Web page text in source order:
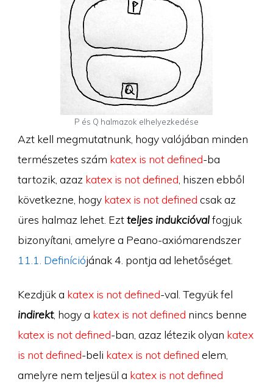
P és Q halmazok elhelyezkedése
Azt kell megmutatnunk, hogy valójában minden
természetes szám katex is not defined-ba
tartozik, azaz katex is not defined, hiszen ebből
következne, hogy katex is not defined csak az
üres halmaz lehet. Eztteljes indukcióvalfogjuk
bizonyítani, amelyre a Peano-axiómarendszer
11.1. Definíciójának 4. pontja ad lehetőséget.
Kezdjük a katex is not defined-val. Tegyük fel
indirekt, hogy a katex is not defined nincs benne
katex is not defined-ban, azaz létezik olyan katex
is not defined-beli katex is not defined elem,
amelyre nem teljesül a katex is not defined